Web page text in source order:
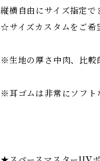
縦横自由にサイズ指定
☆サイズカスタムをご希
※生地の厚さ中肉、比較
※耳ゴムは非常にソフト